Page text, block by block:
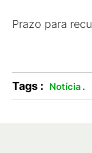
Prazo para
Tags : Notícia .